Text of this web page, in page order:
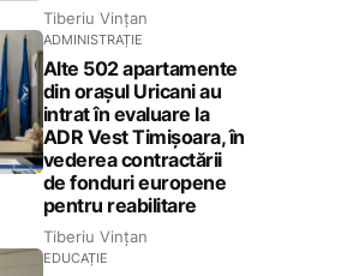
Tiberiu Vințan
ADMINISTRAȚIE
Alte 502 apartamente
din orașul Uricani au
intrat în evaluare la
ADR Vest Timișoara, în
vederea contractării
de fonduri europene
pentru reabilitare
Tiberiu Vințan
EDUCAȚIE